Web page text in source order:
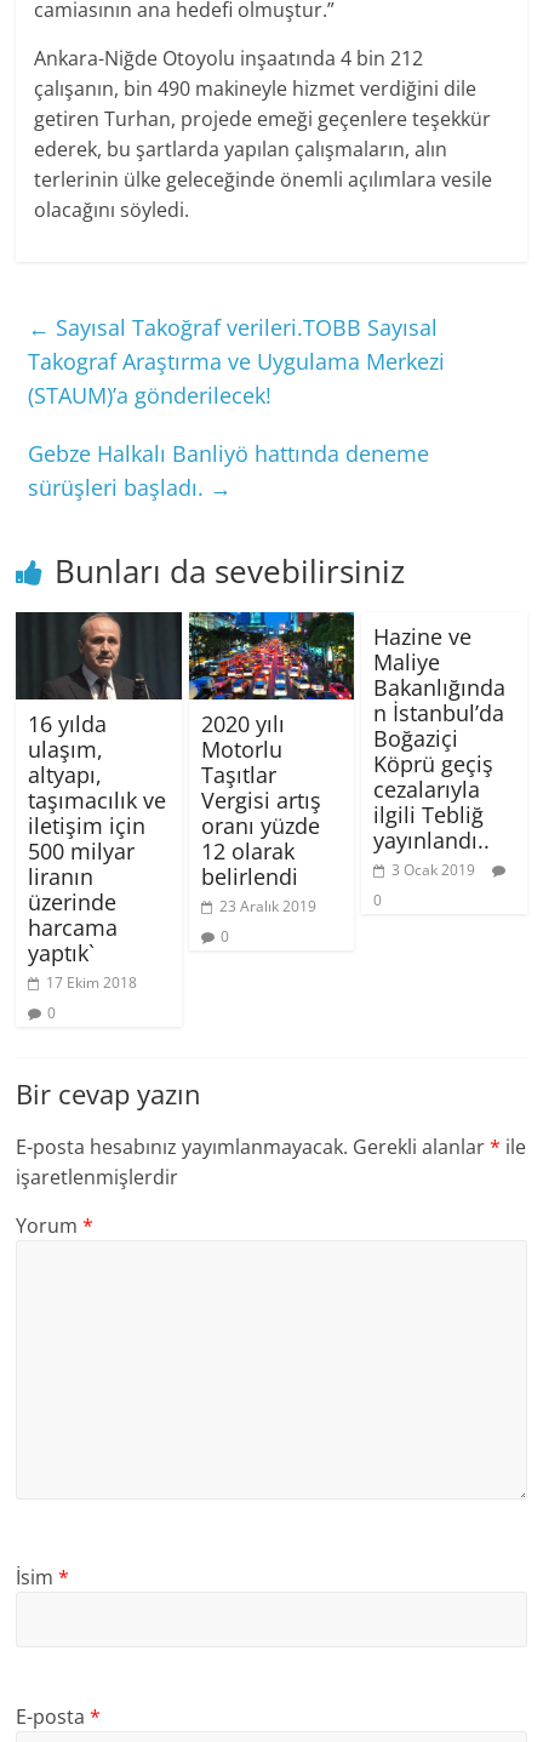
camiasının ana hedefi olmuştur.”
Ankara-Niğde Otoyolu inşaatında 4 bin 212
çalışanın, bin 490 makineyle hizmet verdiğini dile
getiren Turhan, projede emeği geçenlere teşekkür
ederek, bu şartlarda yapılan çalışmaların, alın
terlerinin ülke geleceğinde önemli açılımlara vesile
olacağını söyledi.
← Sayısal Takoğraf verileri.TOBB Sayısal
Takograf Araştırma ve Uygulama Merkezi
(STAUM)’a gönderilecek!
Gebze Halkalı Banliyö hattında deneme
sürüşleri başladı. →
Bunları da sevebilirsiniz
16 yılda
ulaşım,
altyapı,
taşımacılık ve
iletişim için
500 milyar
liranın
üzerinde
harcama
yaptık`
17 Ekim 2018
0
2020 yılı
Motorlu
Taşıtlar
Vergisi artış
oranı yüzde
12 olarak
belirlendi
23 Aralık 2019
0
Hazine ve
Maliye
Bakanlığında
n İstanbul’da
Boğaziçi
Köprü geçiş
cezalarıyla
ilgili Tebliğ
yayınlandı..
3 Ocak 2019
0
Bir cevap yazın
E-posta hesabınız yayımlanmayacak. Gerekli alanlar* ile
işaretlenmişlerdir
Yorum*
İsim*
E-posta*